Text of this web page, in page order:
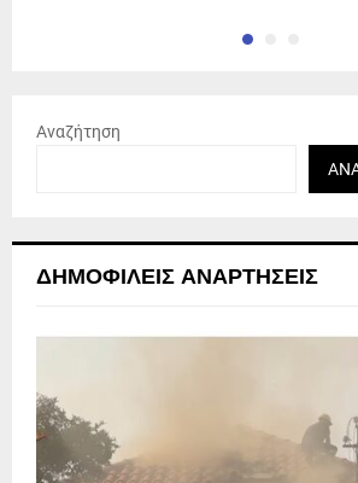
Αναζήτηση
ΔΗΜΟΦΙΛΕΊΣ ΑΝΑΡΤΉΣΕΙΣ